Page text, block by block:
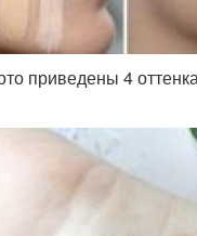
приведены 4